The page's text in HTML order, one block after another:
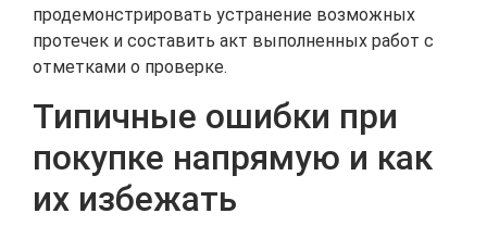
продемонстрировать устранение возможных
протечек и составить акт выполненных работ с
отметками о проверке.
Типичные ошибки при
покупке напрямую и как
их избежать